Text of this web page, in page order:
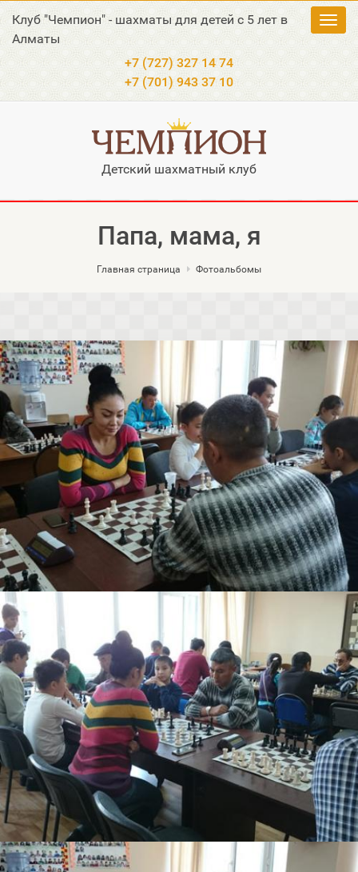
Клуб "Чемпион" - шахматы для детей с 5 лет в
Алматы
+7 (727) 327 14 74
+7 (701) 943 37 10
Детский шахматный клуб
Папа, мама, я
Главная страница Фотоальбомы